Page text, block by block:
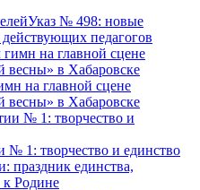
Указ № 498: новые
педагогов
на главной сцене
весны» в Хабаровске
1: творчество и единство